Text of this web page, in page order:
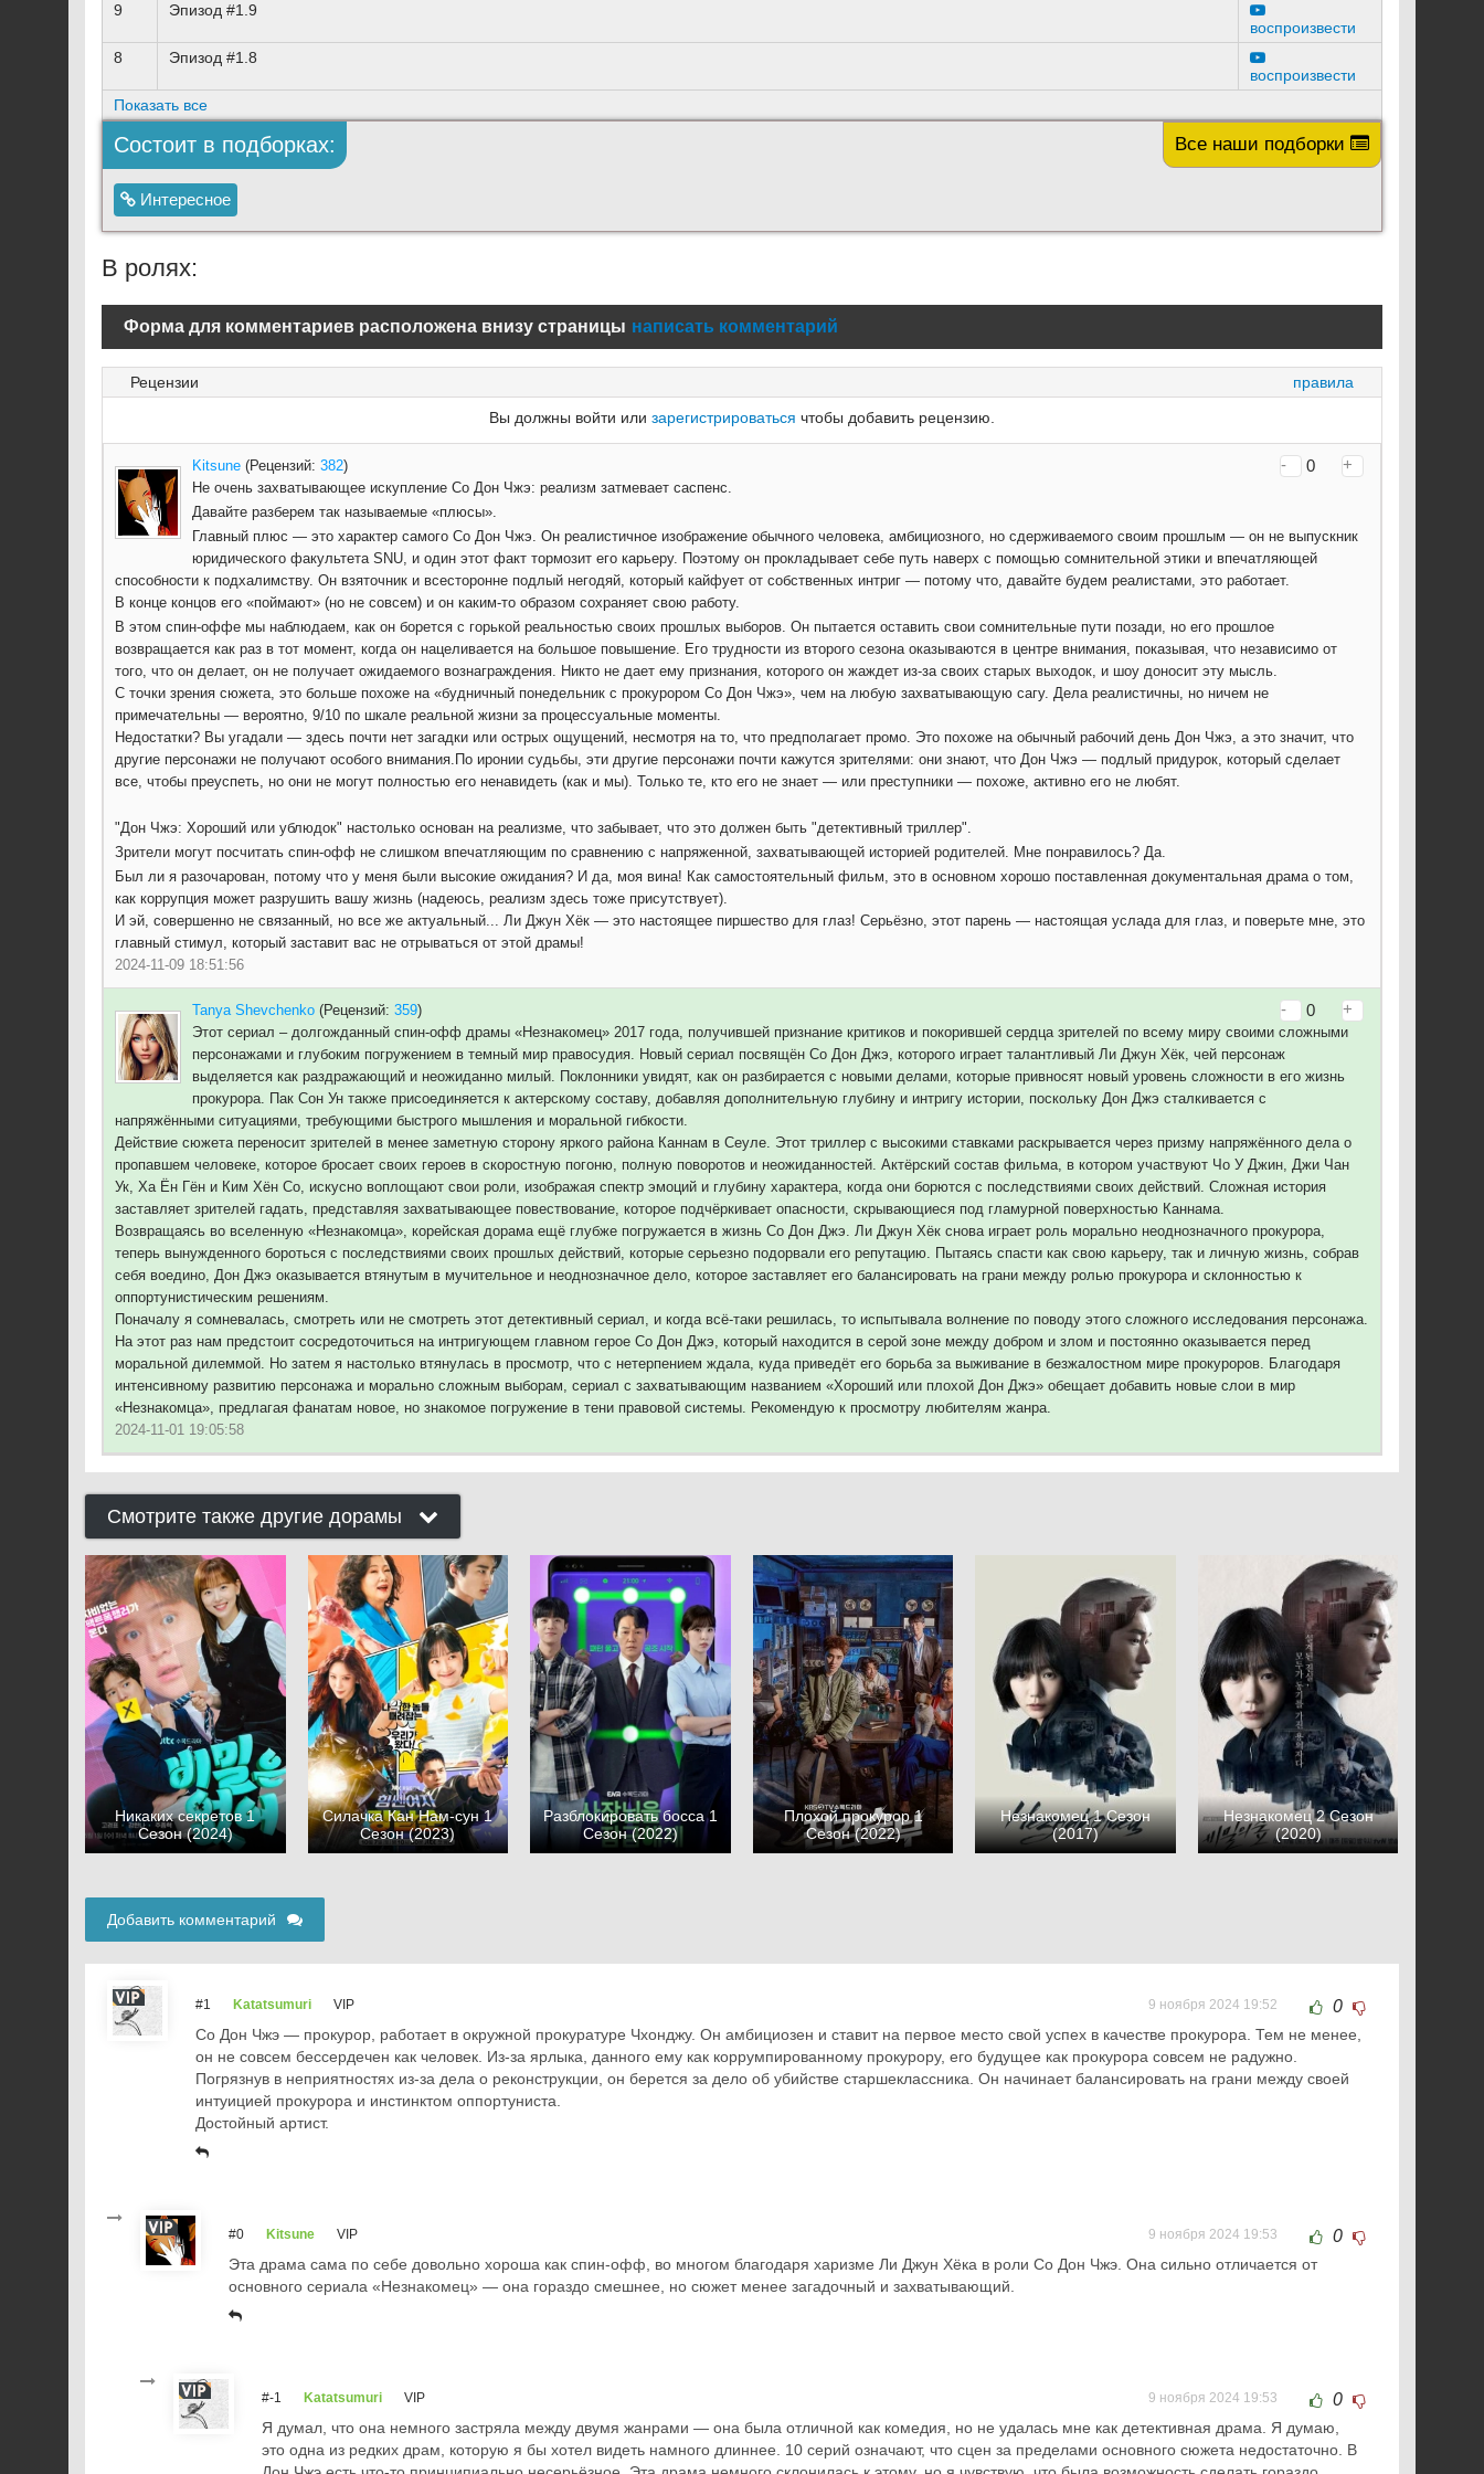
9
Эпизод #1.9
воспроизвести
8
Эпизод #1.8
воспроизвести
Показать все
Состоит в подборках:
Интересное
Все наши подборки
В ролях:
Форма для комментариев расположена внизу страницы написать комментарий
Рецензии
правила
Вы должны войти или зарегистрироваться чтобы добавить рецензию.
- 0 +
Kitsune (Рецензий: 382)
Не очень захватывающее искупление Со Дон Чжэ: реализм затмевает саспенс.
Давайте разберем так называемые «плюсы».
Главный плюс — это характер самого Со Дон Чжэ. Он реалистичное изображение обычного человека, амбициозного, но сдерживаемого своим прошлым — он не выпускник
юридического факультета SNU, и один этот факт тормозит его карьеру. Поэтому он прокладывает себе путь наверх с помощью сомнительной этики и впечатляющей
способности к подхалимству. Он взяточник и всесторонне подлый негодяй, который кайфует от собственных интриг — потому что, давайте будем реалистами, это работает.
В конце концов его «поймают» (но не совсем) и он каким-то образом сохраняет свою работу.
В этом спин-оффе мы наблюдаем, как он борется с горькой реальностью своих прошлых выборов. Он пытается оставить свои сомнительные пути позади, но его прошлое
возвращается как раз в тот момент, когда он нацеливается на большое повышение. Его трудности из второго сезона оказываются в центре внимания, показывая, что независимо от
того, что он делает, он не получает ожидаемого вознаграждения. Никто не дает ему признания, которого он жаждет из-за своих старых выходок, и шоу доносит эту мысль.
С точки зрения сюжета, это больше похоже на «будничный понедельник с прокурором Со Дон Чжэ», чем на любую захватывающую сагу. Дела реалистичны, но ничем не
примечательны — вероятно, 9/10 по шкале реальной жизни за процессуальные моменты.
Недостатки? Вы угадали — здесь почти нет загадки или острых ощущений, несмотря на то, что предполагает промо. Это похоже на обычный рабочий день Дон Чжэ, а это значит, что
другие персонажи не получают особого внимания.По иронии судьбы, эти другие персонажи почти кажутся зрителями: они знают, что Дон Чжэ — подлый придурок, который сделает
все, чтобы преуспеть, но они не могут полностью его ненавидеть (как и мы). Только те, кто его не знает — или преступники — похоже, активно его не любят.
"Дон Чжэ: Хороший или ублюдок" настолько основан на реализме, что забывает, что это должен быть "детективный триллер".
Зрители могут посчитать спин-офф не слишком впечатляющим по сравнению с напряженной, захватывающей историей родителей. Мне понравилось? Да.
Был ли я разочарован, потому что у меня были высокие ожидания? И да, моя вина! Как самостоятельный фильм, это в основном хорошо поставленная документальная драма о том,
как коррупция может разрушить вашу жизнь (надеюсь, реализм здесь тоже присутствует).
И эй, совершенно не связанный, но все же актуальный... Ли Джун Хёк — это настоящее пиршество для глаз! Серьёзно, этот парень — настоящая услада для глаз, и поверьте мне, это
главный стимул, который заставит вас не отрываться от этой драмы!
2024-11-09 18:51:56
- 0 +
Tanya Shevchenko (Рецензий: 359)
Этот сериал – долгожданный спин-офф драмы «Незнакомец» 2017 года, получившей признание критиков и покорившей сердца зрителей по всему миру своими сложными
персонажами и глубоким погружением в темный мир правосудия. Новый сериал посвящён Со Дон Джэ, которого играет талантливый Ли Джун Хёк, чей персонаж
выделяется как раздражающий и неожиданно милый. Поклонники увидят, как он разбирается с новыми делами, которые привносят новый уровень сложности в его жизнь
прокурора. Пак Сон Ун также присоединяется к актерскому составу, добавляя дополнительную глубину и интригу истории, поскольку Дон Джэ сталкивается с
напряжёнными ситуациями, требующими быстрого мышления и моральной гибкости.
Действие сюжета переносит зрителей в менее заметную сторону яркого района Каннам в Сеуле. Этот триллер с высокими ставками раскрывается через призму напряжённого дела о
пропавшем человеке, которое бросает своих героев в скоростную погоню, полную поворотов и неожиданностей. Актёрский состав фильма, в котором участвуют Чо У Джин, Джи Чан
Ук, Ха Ён Гён и Ким Хён Со, искусно воплощают свои роли, изображая спектр эмоций и глубину характера, когда они борются с последствиями своих действий. Сложная история
заставляет зрителей гадать, представляя захватывающее повествование, которое подчёркивает опасности, скрывающиеся под гламурной поверхностью Каннама.
Возвращаясь во вселенную «Незнакомца», корейская дорама ещё глубже погружается в жизнь Со Дон Джэ. Ли Джун Хёк снова играет роль морально неоднозначного прокурора,
теперь вынужденного бороться с последствиями своих прошлых действий, которые серьезно подорвали его репутацию. Пытаясь спасти как свою карьеру, так и личную жизнь, собрав
себя воедино, Дон Джэ оказывается втянутым в мучительное и неоднозначное дело, которое заставляет его балансировать на грани между ролью прокурора и склонностью к
оппортунистическим решениям.
Поначалу я сомневалась, смотреть или не смотреть этот детективный сериал, и когда всё-таки решилась, то испытывала волнение по поводу этого сложного исследования персонажа.
На этот раз нам предстоит сосредоточиться на интригующем главном герое Со Дон Джэ, который находится в серой зоне между добром и злом и постоянно оказывается перед
моральной дилеммой. Но затем я настолько втянулась в просмотр, что с нетерпением ждала, куда приведёт его борьба за выживание в безжалостном мире прокуроров. Благодаря
интенсивному развитию персонажа и морально сложным выборам, сериал с захватывающим названием «Хороший или плохой Дон Джэ» обещает добавить новые слои в мир
«Незнакомца», предлагая фанатам новое, но знакомое погружение в тени правовой системы. Рекомендую к просмотру любителям жанра.
2024-11-01 19:05:58
Смотрите также другие дорамы
Никаких секретов 1
Сезон (2024)
Силачка Кан Нам-сун 1
Сезон (2023)
Разблокировать босса 1
Сезон (2022)
Плохой прокурор 1
Сезон (2022)
Незнакомец 1 Сезон
(2017)
Незнакомец 2 Сезон
(2020)
Добавить комментарий
#1 Katatsumuri VIP 9 ноября 2024 19:52 0
Со Дон Чжэ — прокурор, работает в окружной прокуратуре Чхонджу. Он амбициозен и ставит на первое место свой успех в качестве прокурора. Тем не менее,
он не совсем бессердечен как человек. Из-за ярлыка, данного ему как коррумпированному прокурору, его будущее как прокурора совсем не радужно.
Погрязнув в неприятностях из-за дела о реконструкции, он берется за дело об убийстве старшеклассника. Он начинает балансировать на грани между своей
интуицией прокурора и инстинктом оппортуниста.
Достойный артист.
#0 Kitsune VIP 9 ноября 2024 19:53 0
Эта драма сама по себе довольно хороша как спин-офф, во многом благодаря харизме Ли Джун Хёка в роли Со Дон Чжэ. Она сильно отличается от
основного сериала «Незнакомец» — она гораздо смешнее, но сюжет менее загадочный и захватывающий.
#-1 Katatsumuri VIP 9 ноября 2024 19:53 0
Я думал, что она немного застряла между двумя жанрами — она была отличной как комедия, но не удалась мне как детективная драма. Я думаю,
это одна из редких драм, которую я бы хотел видеть намного длиннее. 10 серий означают, что сцен за пределами основного сюжета недостаточно. В